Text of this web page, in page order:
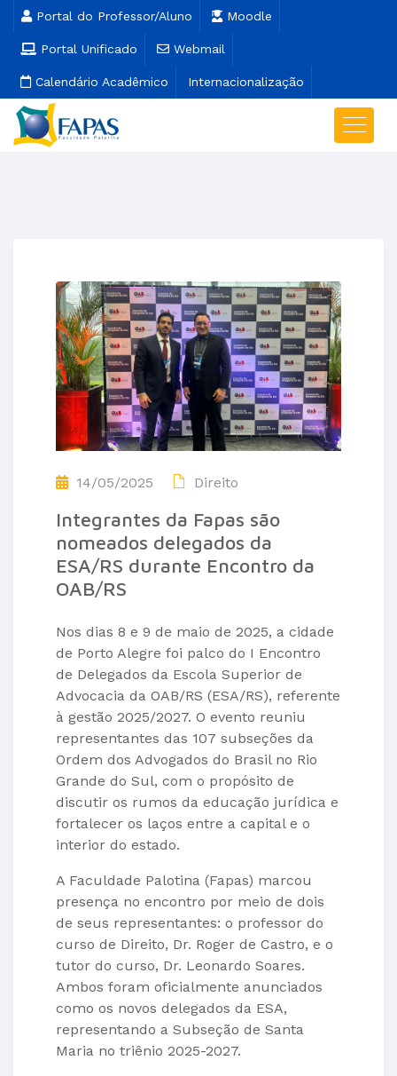
Portal do Professor/Aluno Moodle
Portal Unificado Webmail
Calendário Acadêmico Internacionalização
14/05/2025 Direito
Integrantes da Fapas são
nomeados delegados da
ESA/RS durante Encontro da
OAB/RS
Nos dias 8 e 9 de maio de 2025, a cidade
de Porto Alegre foi palco do I Encontro
de Delegados da Escola Superior de
Advocacia da OAB/RS (ESA/RS), referente
à gestão 2025/2027. O evento reuniu
representantes das 107 subseções da
Ordem dos Advogados do Brasil no Rio
Grande do Sul, com o propósito de
discutir os rumos da educação jurídica e
fortalecer os laços entre a capital e o
interior do estado.
A Faculdade Palotina (Fapas) marcou
presença no encontro por meio de dois
de seus representantes: o professor do
curso de Direito, Dr. Roger de Castro, e o
tutor do curso, Dr. Leonardo Soares.
Ambos foram oficialmente anunciados
como os novos delegados da ESA,
representando a Subseção de Santa
Maria no triênio 2025-2027.